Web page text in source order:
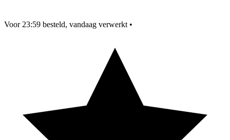
Voor 23:59 besteld, vandaag verwerkt •